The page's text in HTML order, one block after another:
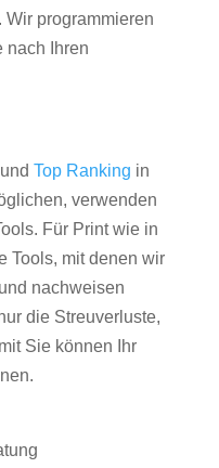
Wir programmieren
nach Ihren
Top Ranking in
verwenden
Für Print wie in
Tools, mit denen wir
nachweisen
die Streuverluste,
Sie können Ihr